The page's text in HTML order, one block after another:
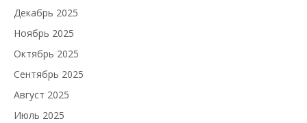
Декабрь 2025
Ноябрь 2025
Октябрь 2025
Сентябрь 2025
Август 2025
Июль 2025